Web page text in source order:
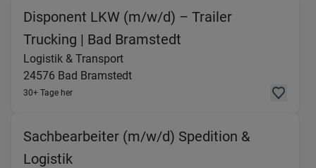
Disponent LKW (m/w/d) – Trailer
Trucking | Bad Bramstedt
Logistik & Transport
24576 Bad Bramstedt
30+ Tage her
Sachbearbeiter (m/w/d) Spedition &
Logistik(Büroverwaltung) in 22848